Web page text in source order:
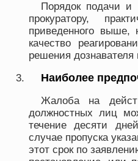
Порядок подачи и
прокуратору,
приведенного выше,
качество
решения дознавателя
Наиболее
Жалоба на
должностных лиц
течение десяти
случае пропуска
этот срок по